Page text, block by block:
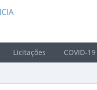
Licitações COVID-19